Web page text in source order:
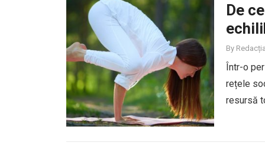
De
By
Într-o
rețele
resursă